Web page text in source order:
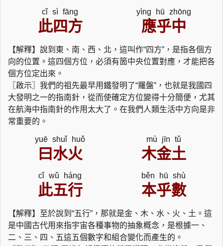
cǐ sì fāng yìng hū zhōng
此四方 應乎中
【解釋】說到東、南、西、北，這叫作“四方”，是指各個方
向的位置。這四個方位，必須有箇中央位置對應，才能把各
個方位定出來。
〖啟示〗我們的祖先最早用鐵發明了“羅盤”，也就是我國四
大發明之一的指南針，從而使確定方位變得十分簡便，尤其
在航海中指南針的作用太大了。在我們人類生活中方向是非
常重要的。
yuē shuǐ huǒ mù jīn tǔ
曰水火 木金土
cǐ wǔ háng běn hū shù
此五行 本乎數
【解釋】至於說到“五行”，那就是金、木、水、火、土。這
是中國古代用來指宇宙各種事物的抽象概念，是根據一、
二、三、四、五這五個數字和組合變化而產生的。